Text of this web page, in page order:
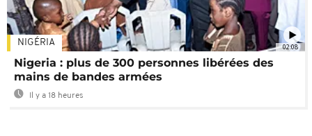
02:08
NIGÉRIA
Nigeria : plus de 300 personnes libérées des
mains de bandes armées
Il y a 18 heures